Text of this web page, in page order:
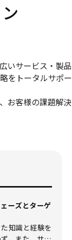
いサービス・製品
をトータルサポー
お客様の課題解決
ーズとターゲ
知識と経験を